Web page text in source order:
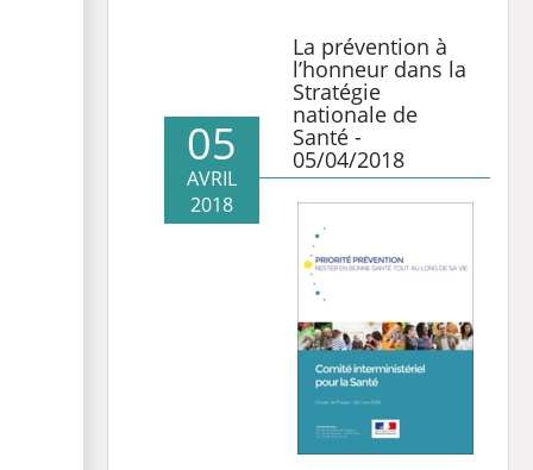
La prévention à
l’honneur dans la
Stratégie
nationale de
Santé -
05/04/2018
05
AVRIL
2018